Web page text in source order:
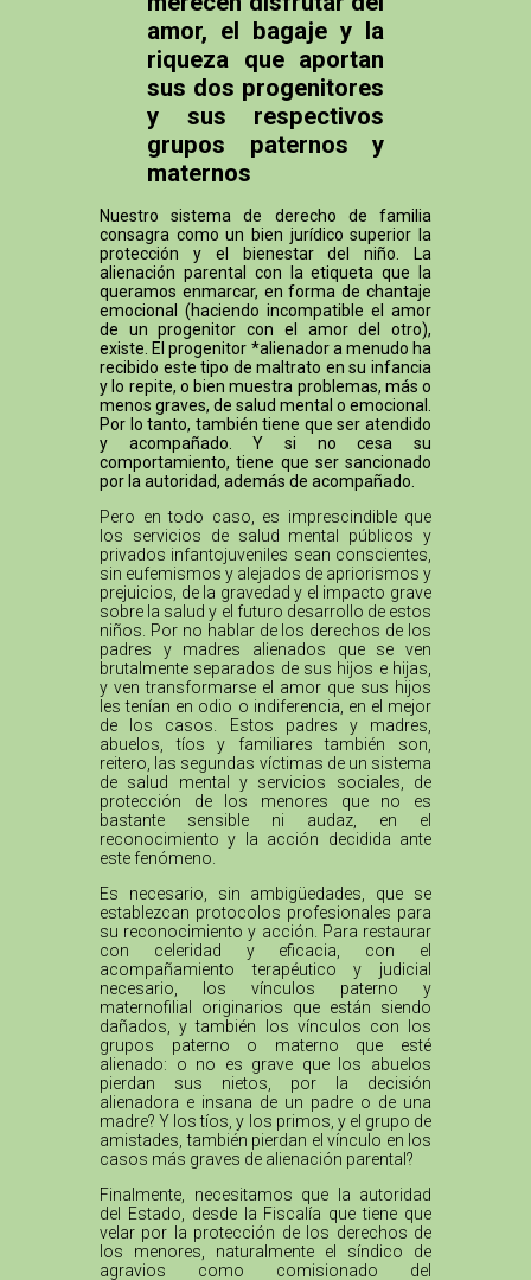
amor, el bagaje y la
riqueza que aportan
sus dos progenitores
y sus respectivos
grupos paternos y
maternos
Nuestro sistema de derecho de familia
consagra como un bien jurídico superior la
protección y el bienestar del niño. La
alienación parental con la etiqueta que la
queramos enmarcar, en forma de chantaje
emocional (haciendo incompatible el amor
de un progenitor con el amor del otro),
existe. El progenitor *alienador a menudo ha
recibido este tipo de maltrato en su infancia
y lo repite, o bien muestra problemas, más o
menos graves, de salud mental o emocional.
Por lo tanto, también tiene que ser atendido
y acompañado. Y si no cesa su
comportamiento, tiene que ser sancionado
por la autoridad, además de acompañado.
Pero en todo caso, es imprescindible que
los servicios de salud mental públicos y
privados infantojuveniles sean conscientes,
sin eufemismos y alejados de apriorismos y
prejuicios, de la gravedad y el impacto grave
sobre la salud y el futuro desarrollo de estos
niños. Por no hablar de los derechos de los
padres y madres alienados que se ven
brutalmente separados de sus hijos e hijas,
y ven transformarse el amor que sus hijos
les tenían en odio o indiferencia, en el mejor
de los casos. Estos padres y madres,
abuelos, tíos y familiares también son,
reitero, las segundas víctimas de un sistema
de salud mental y servicios sociales, de
protección de los menores que no es
bastante sensible ni audaz, en el
reconocimiento y la acción decidida ante
este fenómeno.
Es necesario, sin ambigüedades, que se
establezcan protocolos profesionales para
su reconocimiento y acción. Para restaurar
con celeridad y eficacia, con el
acompañamiento terapéutico y judicial
necesario, los vínculos paterno y
maternofilial originarios que están siendo
dañados, y también los vínculos con los
grupos paterno o materno que esté
alienado: o no es grave que los abuelos
pierdan sus nietos, por la decisión
alienadora e insana de un padre o de una
madre? Y los tíos, y los primos, y el grupo de
amistades, también pierdan el vínculo en los
casos más graves de alienación parental?
Finalmente, necesitamos que la autoridad
del Estado, desde la Fiscalía que tiene que
velar por la protección de los derechos de
los menores, naturalmente el síndico de
agravios como comisionado del